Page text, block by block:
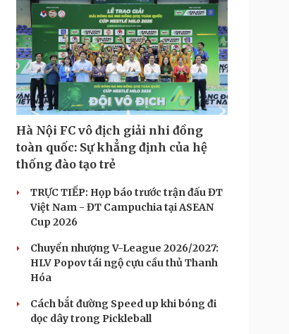
Hà Nội FC vô địch giải nhi đồng
toàn quốc: Sự khẳng định của hệ
thống đào tạo trẻ
TRỰC TIẾP: Họp báo trước trận đấu ĐT
Việt Nam - ĐT Campuchia tại ASEAN
Cup 2026
Chuyển nhượng V-League 2026/2027:
HLV Popov tái ngộ cựu cầu thủ Thanh
Hóa
Cách bắt đường Speed up khi bóng đi
dọc dây trong Pickleball